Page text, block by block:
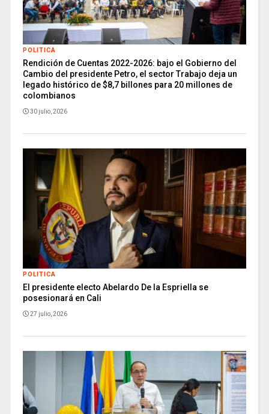
POLITICA
Rendición de Cuentas 2022-2026: bajo el Gobierno del
Cambio del presidente Petro, el sector Trabajo deja un
legado histórico de $8,7 billones para 20 millones de
colombianos
30 julio, 2026
POLITICA
El presidente electo Abelardo De la Espriella se
posesionará en Cali
27 julio, 2026